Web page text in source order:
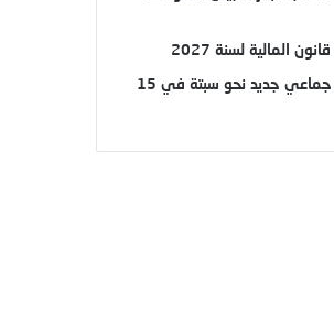
المالية لسنة 2027
دعوات رقمية لعبور جماعي جديد نحو سبتة في 15